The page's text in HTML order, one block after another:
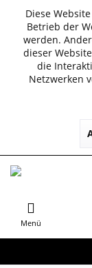
Diese
Betrieb der
werden.
dieser
die
Netzwerken
Menü